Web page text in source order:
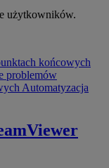
użytkowników.
końcowych
problemów
Automatyzacja